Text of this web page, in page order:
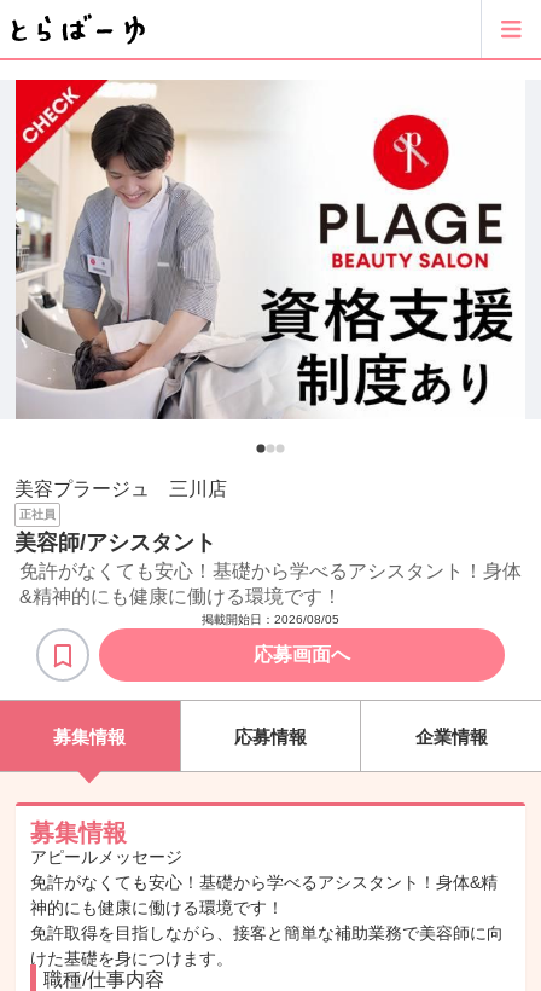
美容プラージュ 三川店
正社員
美容師/アシスタント
免許がなくても安心！基礎から学べるアシスタント！身体
&精神的にも健康に働ける環境です！
掲載開始日： 2026/08/05
応募画面へ
募集情報 応募情報 企業情報
募集情報
アピールメッセージ
免許がなくても安心！基礎から学べるアシスタント！身体&精
神的にも健康に働ける環境です！
免許取得を目指しながら、接客と簡単な補助業務で美容師に向
けた基礎を身につけます。
職種/仕事内容